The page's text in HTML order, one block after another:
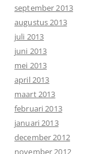
september 2013
augustus 2013
juli 2013
juni 2013
mei 2013
april 2013
maart 2013
februari 2013
januari 2013
december 2012
november 2012